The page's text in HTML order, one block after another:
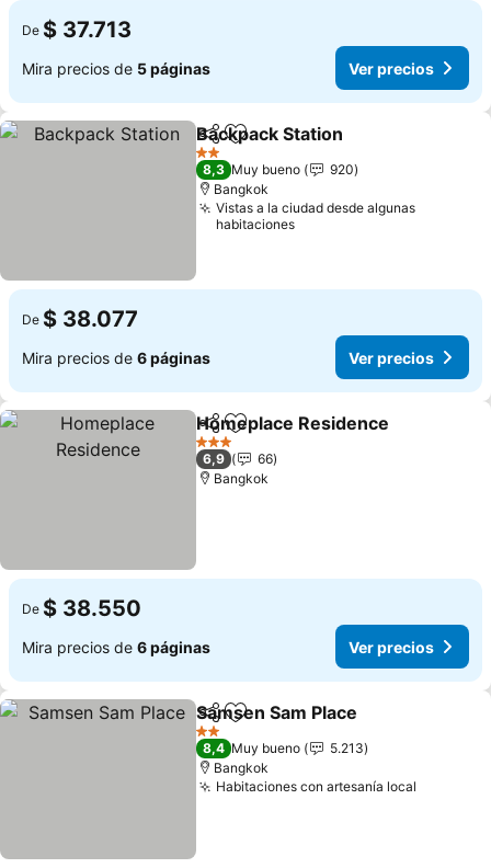
De $ 37.713
Mira precios de 5 páginas Ver precios
CompartirAgregar a favoritos
Backpack Station
2 Estrellas
8,3 Muy bueno
920
Bangkok
Vistas a la ciudad desde algunas
habitaciones
De $ 38.077
Mira precios de 6 páginas Ver precios
CompartirAgregar a favoritos
Homeplace Residence
3 Estrellas
6,9
66
Bangkok
De $ 38.550
Mira precios de 6 páginas Ver precios
CompartirAgregar a favoritos
Samsen Sam Place
2 Estrellas
8,4 Muy bueno
5.213
Bangkok
Habitaciones con artesanía local